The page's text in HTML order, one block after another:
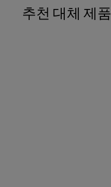
추천 대체 제품